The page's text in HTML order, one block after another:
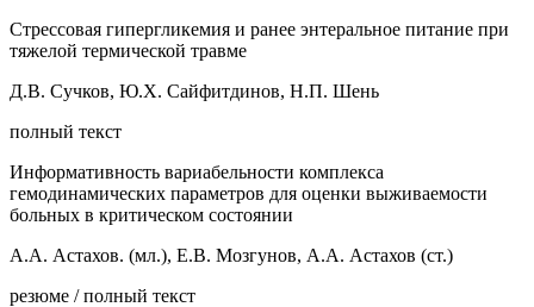
Стрессовая гипергликемия и ранее энтеральное питание при
тяжелой термической травме
Д.В. Сучков, Ю.Х. Сайфитдинов, Н.П. Шень
полный текст
Информативность вариабельности комплекса
гемодинамических параметров для оценки выживаемости
больных в критическом состоянии
А.А. Астахов. (мл.), Е.В. Мозгунов, А.А. Астахов (ст.)
резюме / полный текст